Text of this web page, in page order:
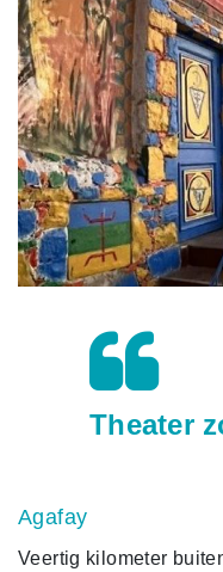
Theater
Agafay
Veertig kilometer